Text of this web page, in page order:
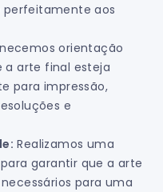
perfeitamente aos
orientação
a arte final esteja
para impressão,
e
Realizamos uma
garantir que a arte
para uma